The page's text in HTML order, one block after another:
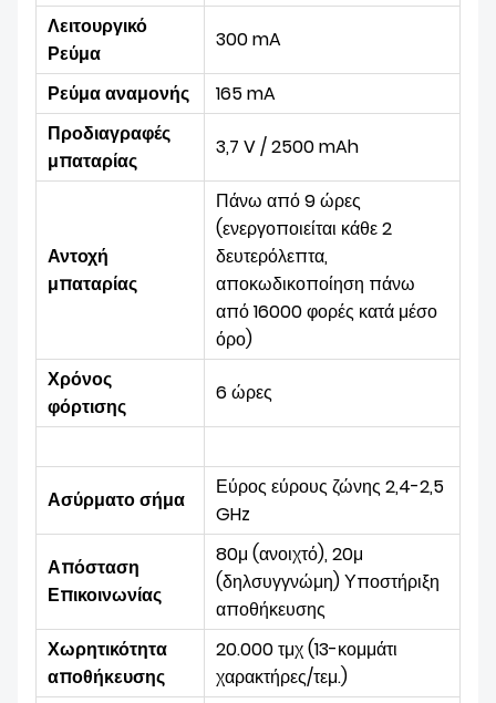
Λειτουργικό
Ρεύμα
300 mA
Ρεύμα αναμονής
165 mA
Προδιαγραφές
μπαταρίας
3,7 V / 2500 mAh
Αντοχή
μπαταρίας
Πάνω από 9 ώρες
(ενεργοποιείται κάθε 2
δευτερόλεπτα,
αποκωδικοποίηση πάνω
από 16000 φορές κατά μέσο
όρο)
Χρόνος
φόρτισης
6 ώρες
Ασύρματο σήμα
Εύρος εύρους ζώνης 2,4-2,5
GHz
Απόσταση
Επικοινωνίας
80μ (ανοιχτό),20μ
(δηλσυγγνώμη) Υποστήριξη
αποθήκευσης
Χωρητικότητα
αποθήκευσης
20.000 τμχ (13-κομμάτι
χαρακτήρες/τεμ.)